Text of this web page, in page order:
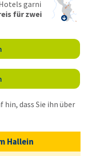

garni
für zwei
hin, dass Sie ihn über
Hallein